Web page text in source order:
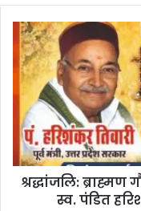
श्रद्धांजलि:
स्व. पंडित